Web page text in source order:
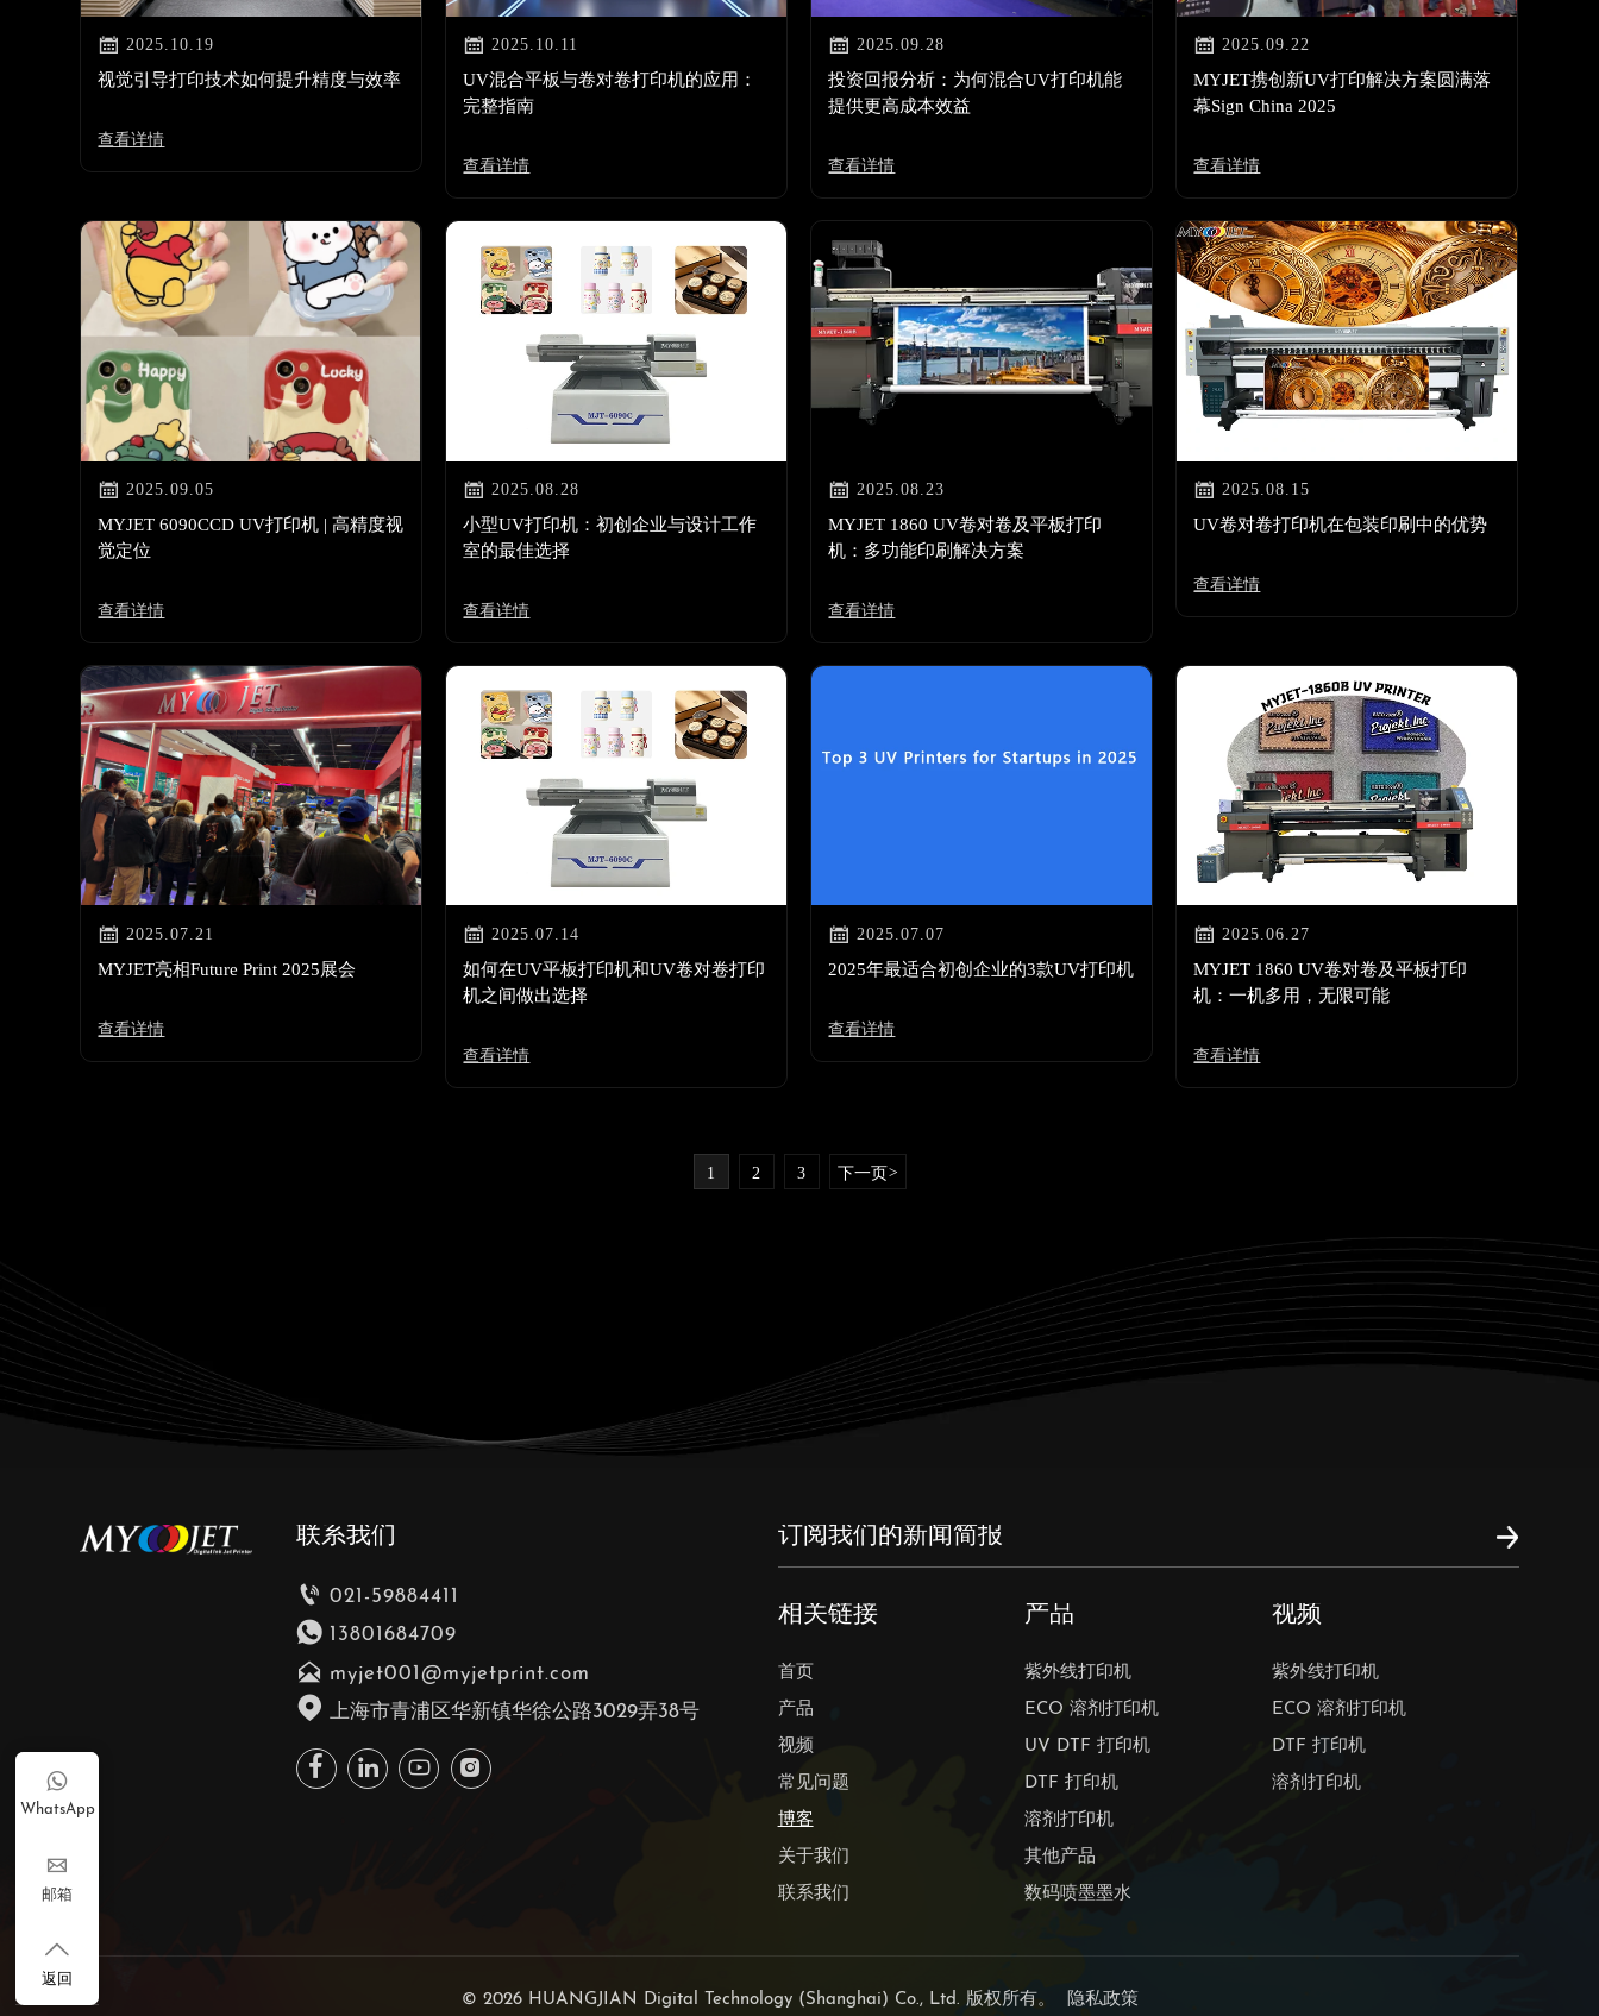
 2025.10.19
视觉引导打印技术如何提升精度与效率
查看详情
 2025.10.11
UV混合平板与卷对卷打印机的应用：
完整指南
查看详情
 2025.09.28
投资回报分析：为何混合UV打印机能
提供更高成本效益
查看详情
 2025.09.22
MYJET携创新UV打印解决方案圆满落
幕Sign China 2025
查看详情
 2025.09.05
MYJET 6090CCD UV打印机 | 高精度视
觉定位
查看详情
 2025.08.28
小型UV打印机：初创企业与设计工作
室的最佳选择
查看详情
 2025.08.23
MYJET 1860 UV卷对卷及平板打印
机：多功能印刷解决方案
查看详情
 2025.08.15
UV卷对卷打印机在包装印刷中的优势
查看详情
 2025.07.21
MYJET亮相Future Print 2025展会
查看详情
 2025.07.14
如何在UV平板打印机和UV卷对卷打印
机之间做出选择
查看详情
 2025.07.07
2025年最适合初创企业的3款UV打印机
查看详情
 2025.06.27
MYJET 1860 UV卷对卷及平板打印
机：一机多用，无限可能
查看详情
1 2 3 下一页>
联系我们
 021-59884411
 13801684709
 myjet001@myjetprint.com
 上海市青浦区华新镇华徐公路3029弄38号
   
相关链接
首页
产品
视频
常见问题
博客
关于我们
联系我们
产品
紫外线打印机
ECO 溶剂打印机
UV DTF 打印机
DTF 打印机
溶剂打印机
其他产品
数码喷墨墨水
视频
紫外线打印机
ECO 溶剂打印机
DTF 打印机
溶剂打印机
© 2026 HUANGJIAN Digital Technology (Shanghai) Co., Ltd. 版权所有。 隐私政策

WhatsApp

邮箱

返回